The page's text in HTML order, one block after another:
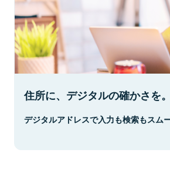
住所に、デジタルの確かさを。
デジタルアドレスで入力も検索もスムー